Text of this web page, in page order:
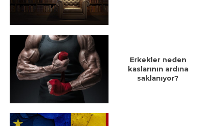
Erkekler neden
kaslarının ardına
saklanıyor?